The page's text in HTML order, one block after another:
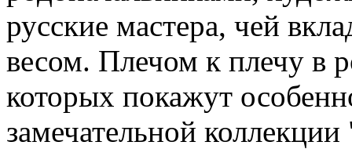
русские мастера, чей
весом. Плечом к плечу в
которых покажут
замечательной